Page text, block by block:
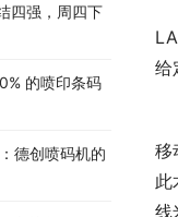
给
移
此
线
四强，周四下
的喷印条码
德创喷码机的